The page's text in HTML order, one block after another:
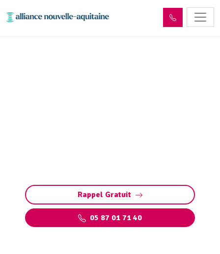
Rappel Gratuit
05 87 01 71 40